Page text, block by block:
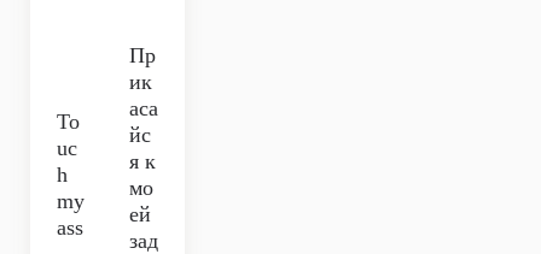
To
uc
h
my
ass
Пр
ик
аса
йс
я к
мо
ей
зад